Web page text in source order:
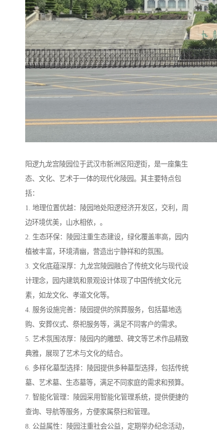
阳逻九龙宫陵园位于武汉市新洲区阳逻街，是一座集生
态、文化、艺术于一体的现代化陵园。其主要特点包
括：
1. 地理位置优越：陵园地处阳逻经济开发区，交利，周
边环境优美，山水相依，。
2. 生态环保：陵园注重生态建设，绿化覆盖率高，园内
植被丰富，环境清幽，营造出宁静祥和的氛围。
3. 文化底蕴深厚：九龙宫陵园融合了传统文化与现代设
计理念，园内建筑和景观设计体现了中国传统文化元
素，如龙文化、孝道文化等。
4. 服务设施完善：陵园提供的殡葬服务，包括墓地选
购、安葬仪式、祭祀服务等，满足不同客户的需求。
5. 艺术氛围浓厚：陵园内的雕塑、碑文等艺术作品精致
典雅，展现了艺术与文化的结合。
6. 多样化墓型选择：陵园提供多种墓型选择，包括传统
墓、艺术墓、生态墓等，满足不同家庭的需求和预算。
7. 智能化管理：陵园采用智能化管理系统，提供便捷的
查询、导航等服务，方便家属祭扫和管理。
8. 公益属性：陵园注重社会公益，定期举办纪念活动，